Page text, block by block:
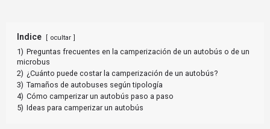
Indice ocultar
1) Preguntas frecuentes en la camperización de un autobús o de un
microbus
2) ¿Cuánto puede costar la camperización de un autobús?
3) Tamaños de autobuses según tipología
4) Cómo camperizar un autobús paso a paso
5) Ideas para camperizar un autobús